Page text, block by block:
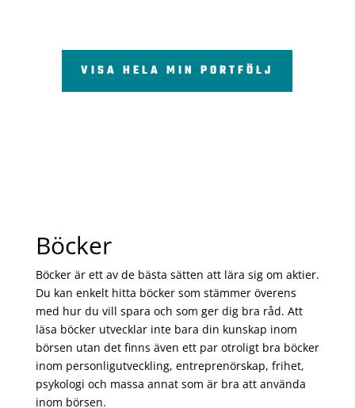
VISA HELA MIN PORTFÖLJ
Böcker
Böcker är ett av de bästa sätten att lära sig om aktier.
Du kan enkelt hitta böcker som stämmer överens
med hur du vill spara och som ger dig bra råd. Att
läsa böcker utvecklar inte bara din kunskap inom
börsen utan det finns även ett par otroligt bra böcker
inom personligutveckling, entreprenörskap, frihet,
psykologi och massa annat som är bra att använda
inom börsen.